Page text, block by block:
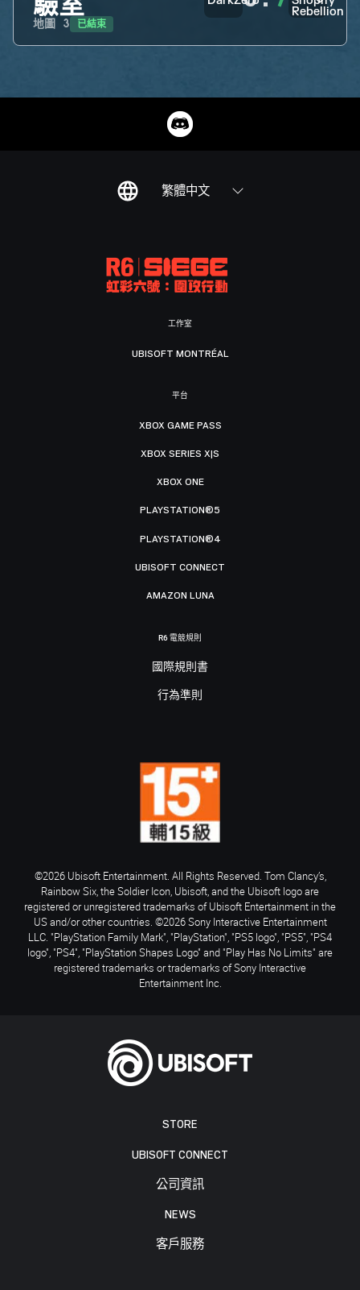
地圖 3 已結束
繁體中文
STORE
UBISOFT CONNECT
公司資訊
NEWS
客戶服務
工作室
UBISOFT MONTRÉAL
平台
XBOX GAME PASS
XBOX SERIES X|S
XBOX ONE
PLAYSTATION®5
PLAYSTATION®4
UBISOFT CONNECT
AMAZON LUNA
R6 電競規則
國際規則書
行為準則
©2026 Ubisoft Entertainment. All Rights Reserved. Tom Clancy’s,
Rainbow Six, the Soldier Icon, Ubisoft, and the Ubisoft logo are
registered or unregistered trademarks of Ubisoft Entertainment in the
US and/or other countries. ©2026 Sony Interactive Entertainment
LLC. "PlayStation Family Mark", "PlayStation", "PS5 logo", "PS5", "PS4
logo", "PS4", "PlayStation Shapes Logo" and "Play Has No Limits" are
registered trademarks or trademarks of Sony Interactive
Entertainment Inc.